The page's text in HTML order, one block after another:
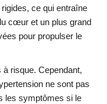
ce qui entraîne
cœur et un plus grand
pour propulser le
risque. Cependant,
ne sont pas
les symptômes si le